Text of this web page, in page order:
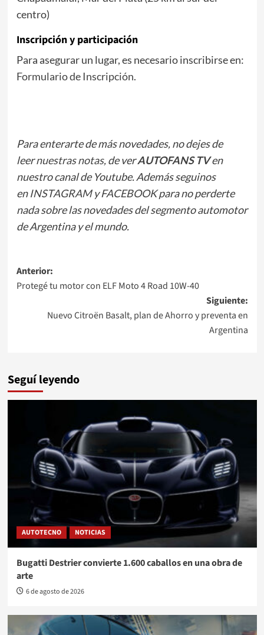
centro)
Inscripción y participación
Para asegurar un lugar, es necesario inscribirse en:
Formulario de Inscripción.
Para enterarte de más novedades, no dejes de
leernuestras notas, de ver AUTOFANS TVen
nuestro canal de Youtube. Además seguinos
enINSTAGRAMyFACEBOOKpara no perderte
nada sobre las novedades del segmento automotor
de Argentina y el mundo.
Navegación
de
entradas
Anterior:
Protegé tu motor con ELF Moto 4 Road 10W-40
Siguiente:
Nuevo Citroën Basalt, plan de Ahorro y preventa en
Argentina
Seguí leyendo
AUTOTECNO NOTICIAS
Bugatti Destrier convierte 1.600 caballos en una obra de
arte
6 de agosto de 2026